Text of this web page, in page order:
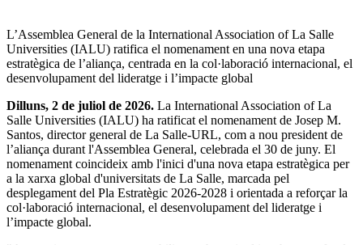
L’Assemblea General de la International Association of La Salle
Universities (IALU) ratifica el nomenament en una nova etapa
estratègica de l’aliança, centrada en la col·laboració internacional, el
desenvolupament del lideratge i l’impacte global
Dilluns, 2 de juliol de 2026. La International Association of La
Salle Universities (IALU) ha ratificat el nomenament de Josep M.
Santos, director general de La Salle-URL, com a nou president de
l’aliança durant l'Assemblea General, celebrada el 30 de juny. El
nomenament coincideix amb l'inici d'una nova etapa estratègica per
a la xarxa global d'universitats de La Salle, marcada pel
desplegament del Pla Estratègic 2026-2028 i orientada a reforçar la
col·laboració internacional, el desenvolupament del lideratge i
l’impacte global.